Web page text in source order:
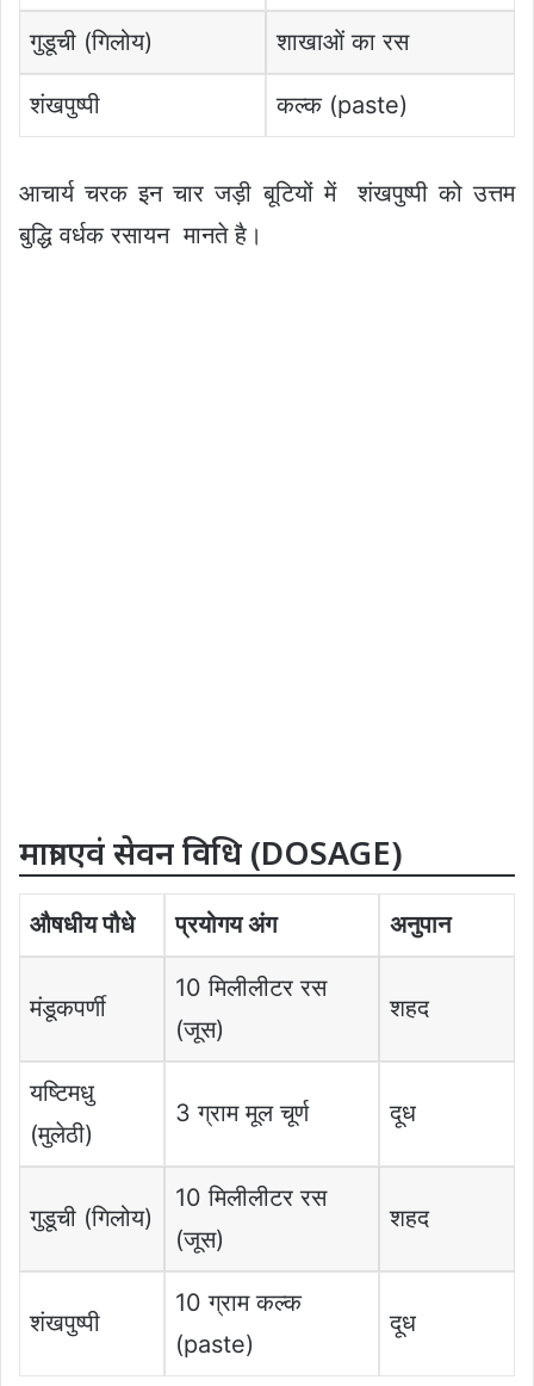
गुडूची (गिलोय) शाखाओं का रस
शंखपुष्पी कल्क (paste)
आचार्य चरक इन चार जड़ी बूटियों में शंखपुष्पी को उत्तम
बुद्धि वर्धक रसायन मानते है।
मात्रा एवं सेवन विधि (DOSAGE)
औषधीय पौधे प्रयोगय अंग अनुपान
मंडूकपर्णी
10 मिलीलीटर रस
(जूस)
शहद
यष्टिमधु
(मुलेठी)
3 ग्राम मूल चूर्ण दूध
गुडूची (गिलोय)
10 मिलीलीटर रस
(जूस)
शहद
शंखपुष्पी
10 ग्राम कल्क
(paste)
दूध